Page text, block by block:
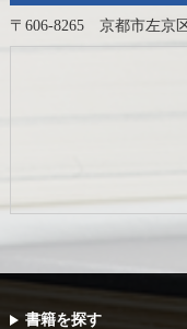
〒606-8265 京都市左京
書籍を探す